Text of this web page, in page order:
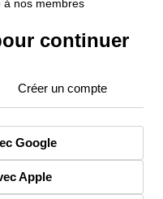
à nos membres
continuer
Créer un compte
Google
Apple